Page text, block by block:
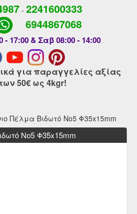
- 2241600333
6944867068
17:00 & Σαβ 08:00 - 14:00
για παραγγελίες αξίας
50€ ως 4kgr!
Πέλμα Βιδωτό Νο5 Φ35x15mm
Νο5 Φ35x15mm